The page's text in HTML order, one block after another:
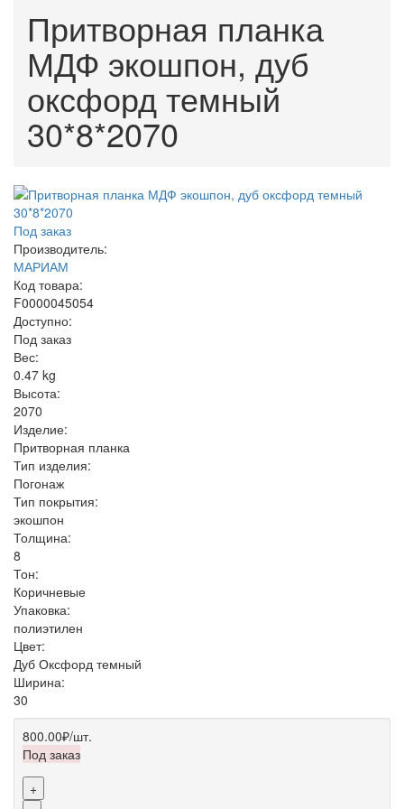
Притворная планка
МДФ экошпон, дуб
оксфорд темный
30*8*2070
Под заказ
Производитель:
МАРИАМ
Код товара:
F0000045054
Доступно:
Под заказ
Вес:
0.47 kg
Высота:
2070
Изделие:
Притворная планка
Тип изделия:
Погонаж
Тип покрытия:
экошпон
Толщина:
8
Тон:
Коричневые
Упаковка:
полиэтилен
Цвет:
Дуб Оксфорд темный
Ширина:
30
800.00₽/шт.
Под заказ
+